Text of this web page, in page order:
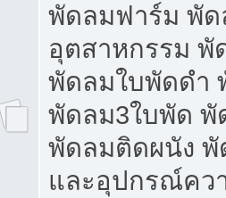
พัดลมฟาร์ม พัด
อุตสาหกรรม
พัดลมใบพัดดำ
พัดลม3ใบพัด พั
พัดลมติดผนัง
และอุปกรณ์คว